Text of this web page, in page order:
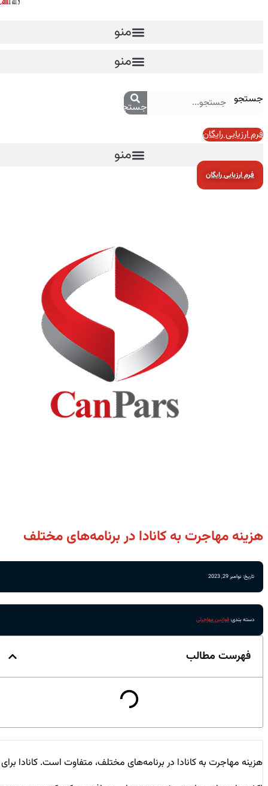
منو
منو
جستجو
جستجو
فرم ارزیابی رایگان
منو
فرم ارزیابی رایگان
هزینه مهاجرت به کانادا در برنامه‌های مختلف
تاریخ: نوامبر 29, 2023
دسته بندی:قوانین مهاجرتی
فهرست مطالب
هزینه مهاجرت به کانادا در برنامه‌های مختلف، متفاوت است. کانادا برای